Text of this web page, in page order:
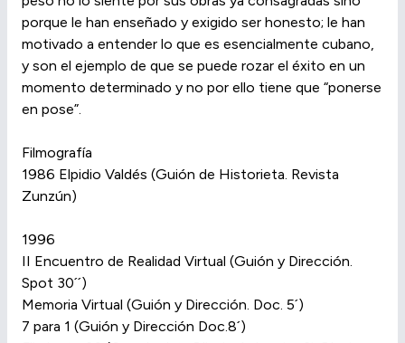
porque le han enseñado y exigido ser honesto; le han
motivado a entender lo que es esencialmente cubano,
y son el ejemplo de que se puede rozar el éxito en un
momento determinado y no por ello tiene que “ponerse
en pose”.
Filmografía
1986 Elpidio Valdés (Guión de Historieta. Revista
Zunzún)
1996
II Encuentro de Realidad Virtual (Guión y Dirección.
Spot 30´´)
Memoria Virtual (Guión y Dirección. Doc. 5´)
7 para 1 (Guión y Dirección Doc.8´)